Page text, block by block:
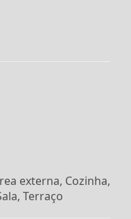
externa, Cozinha,
Terraço